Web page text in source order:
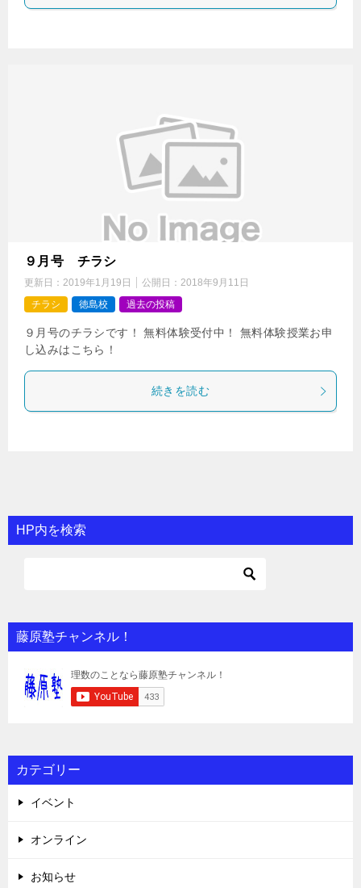
９月号 チラシ
更新日： 2019年1月19日 公開日： 2018年9月11日
チラシ
徳島校 過去の投稿
９月号のチラシです！ 無料体験受付中！ 無料体験授業お申
し込みはこちら！
続きを読む
HP内を検索
藤原塾チャンネル！
カテゴリー
イベント
オンライン
お知らせ